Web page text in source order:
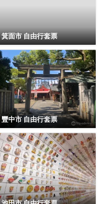
箕面市 自由行套票
豐中市 自由行套票